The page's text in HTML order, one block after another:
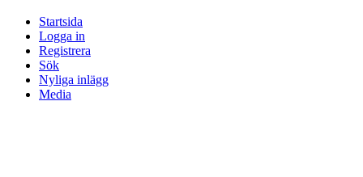
Startsida
Logga in
Registrera
Sök
Nyliga inlägg
Media